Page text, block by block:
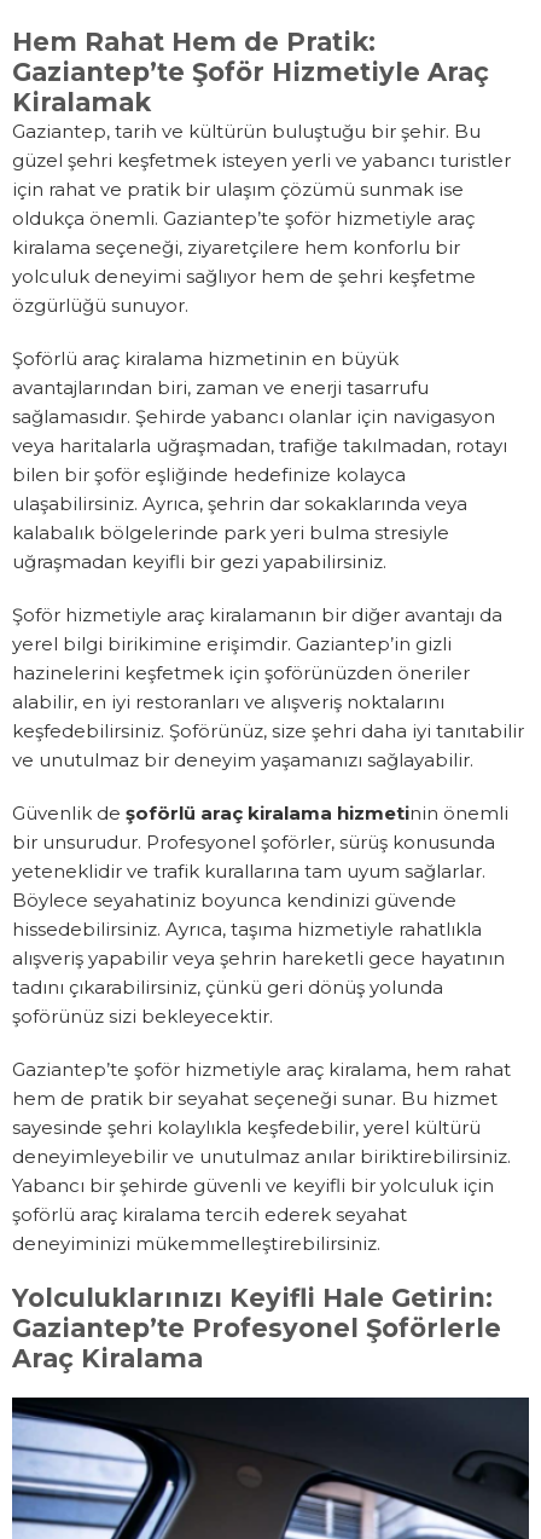
Hem Rahat Hem de Pratik:
Gaziantep’te Şoför Hizmetiyle Araç
Kiralamak
Gaziantep, tarih ve kültürün buluştuğu bir şehir. Bu
güzel şehri keşfetmek isteyen yerli ve yabancı turistler
için rahat ve pratik bir ulaşım çözümü sunmak ise
oldukça önemli. Gaziantep’te şoför hizmetiyle araç
kiralama seçeneği, ziyaretçilere hem konforlu bir
yolculuk deneyimi sağlıyor hem de şehri keşfetme
özgürlüğü sunuyor.
Şoförlü araç kiralama hizmetinin en büyük
avantajlarından biri, zaman ve enerji tasarrufu
sağlamasıdır. Şehirde yabancı olanlar için navigasyon
veya haritalarla uğraşmadan, trafiğe takılmadan, rotayı
bilen bir şoför eşliğinde hedefinize kolayca
ulaşabilirsiniz. Ayrıca, şehrin dar sokaklarında veya
kalabalık bölgelerinde park yeri bulma stresiyle
uğraşmadan keyifli bir gezi yapabilirsiniz.
Şoför hizmetiyle araç kiralamanın bir diğer avantajı da
yerel bilgi birikimine erişimdir. Gaziantep’in gizli
hazinelerini keşfetmek için şoförünüzden öneriler
alabilir, en iyi restoranları ve alışveriş noktalarını
keşfedebilirsiniz. Şoförünüz, size şehri daha iyi tanıtabilir
ve unutulmaz bir deneyim yaşamanızı sağlayabilir.
Güvenlik de şoförlü araç kiralama hizmetinin önemli
bir unsurudur. Profesyonel şoförler, sürüş konusunda
yeteneklidir ve trafik kurallarına tam uyum sağlarlar.
Böylece seyahatiniz boyunca kendinizi güvende
hissedebilirsiniz. Ayrıca, taşıma hizmetiyle rahatlıkla
alışveriş yapabilir veya şehrin hareketli gece hayatının
tadını çıkarabilirsiniz, çünkü geri dönüş yolunda
şoförünüz sizi bekleyecektir.
Gaziantep’te şoför hizmetiyle araç kiralama, hem rahat
hem de pratik bir seyahat seçeneği sunar. Bu hizmet
sayesinde şehri kolaylıkla keşfedebilir, yerel kültürü
deneyimleyebilir ve unutulmaz anılar biriktirebilirsiniz.
Yabancı bir şehirde güvenli ve keyifli bir yolculuk için
şoförlü araç kiralama tercih ederek seyahat
deneyiminizi mükemmelleştirebilirsiniz.
Yolculuklarınızı Keyifli Hale Getirin:
Gaziantep’te Profesyonel Şoförlerle
Araç Kiralama